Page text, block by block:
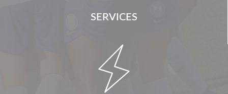
SERVICES
